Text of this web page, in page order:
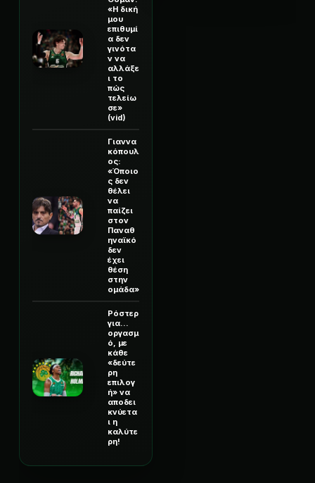
«Η δική
μου
επιθυμί
α δεν
γινότα
ν να
αλλάξε
ι το
πώς
τελείω
σε»
(vid)
Γιαννα
κόπουλ
ος:
«Όποιο
ς δεν
θέλει
να
παίζει
στον
Παναθ
ηναϊκό
δεν
έχει
θέση
στην
ομάδα»
Ρόστερ
για...
οργασμ
ό, με
κάθε
«δεύτε
ρη
επιλογ
ή» να
αποδει
κνύετα
ι η
καλύτε
ρη!